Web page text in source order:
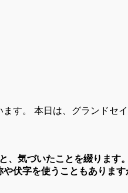
す。 本日は、グランドセ
気づいたことを綴りま
伏字を使うこともあります